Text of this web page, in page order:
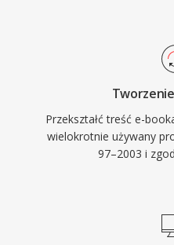
Przekształć treść e-
wielokrotnie używany
97–2003 i